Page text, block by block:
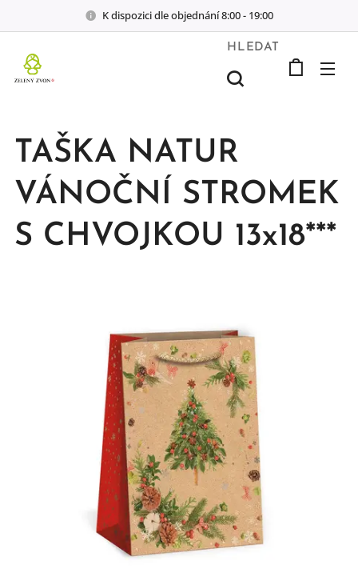
K dispozici dle objednání 8:00 - 19:00
HLEDAT
TAŠKA NATUR
VÁNOČNÍ STROMEK
S CHVOJKOU 13x18***